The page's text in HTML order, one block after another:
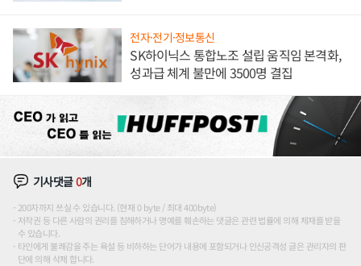
전자·전기·정보통신
SK하이닉스 통합노조 설립 움직임 본격화,
성과급 체계 불만에 3500명 결집
기사댓글0개
200자까지 쓰실 수 있습니다. (현재 0 byte / 최대 400byte)
저작권 등 다른 사람의 권리를 침해하거나 명예를 훼손하는 댓글은 관련 법률에 의해 제재를 받을
수 있습니다.
타인에게 불쾌감을 주는 욕설 등 비하하는 단어가 내용에 포함되거나 인신공격성 글은 관리자의 판
단에 의해 삭제 합니다.